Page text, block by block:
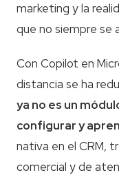
marketing y la
que no siempre se
Con Copilot en
distancia se ha
ya no es un
configurar y
nativa en el CRM,
comercial y de